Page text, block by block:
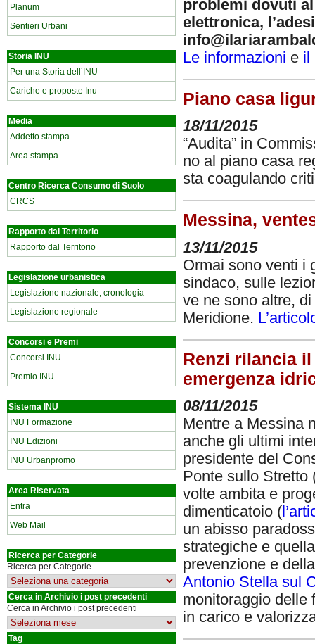
Planum
Sentieri Urbani
Storia INU
Per una Storia dell’INU
Cariche e proposte Inu
Media
Addetto stampa
Area stampa
Centro Ricerca Consumo di Suolo
CRCS
Rapporto dal Territorio
Rapporto dal Territorio
Legislazione urbanistica
Legislazione nazionale, cronologia
Legislazione regionale
Concorsi e Premi
Concorsi INU
Premio INU
Sistema INU
INU Formazione
INU Edizioni
INU Urbanpromo
Area Riservata
Entra
Web Mail
Ricerca per Categorie
Ricerca per Categorie
Cerca in Archivio i post precedenti
Cerca in Archivio i post precedenti
Tag
problemi dovuti
elettronica,
Le informazioni e il
Piano casa
18/11/2015
“Audita” in
no al piano casa
sta coagulando
Messina,
13/11/2015
Ormai sono venti i
sindaco, sulle
ve ne sono altre,
Meridione.
Renzi rilancia
emergenza
08/11/2015
Mentre a Messina
anche gli ultimi
presidente del
Ponte sullo Stretto
volte ambita e
dimenticatoio (
un abisso
strategiche e
prevenzione e
Antonio Stella sul
monitoraggio delle
in carico e